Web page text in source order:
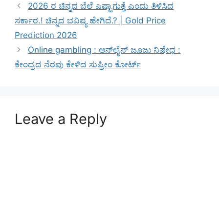
2026 ರ ಚಿನ್ನದ ಬೆಲೆ ಎಷ್ಟಾಗುತ್ತೆ ಎಂದು ತಿಳಿಸಿದ
ಸರ್ಕಾರ.! ಚಿನ್ನದ ಭವಿಷ್ಯ ಹೇಗಿದೆ.? | Gold Price
Prediction 2026
Online gambling : ಆನ್‌ಲೈನ್ ಜೂಜು ನಿಷೇಧ :
ಕೇಂದ್ರದ ನೆರವು ಕೇಳಿದ ಸುಪ್ರೀಂ ಕೋರ್ಟ್
Leave a Reply